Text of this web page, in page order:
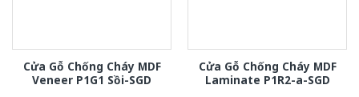
Cửa Gỗ Chống Cháy MDF
Veneer P1G1 Sồi-SGD
Cửa Gỗ Chống Cháy MDF
Laminate P1R2-a-SGD